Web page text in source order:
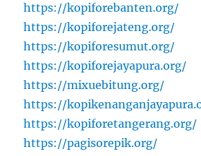
https://kopiforebanten.org/
https://kopiforejateng.org/
https://kopiforesumut.org/
https://kopiforejayapura.org/
https://mixuebitung.org/
https://
https://kopiforetangerang.org/
https://pagisorepik.org/